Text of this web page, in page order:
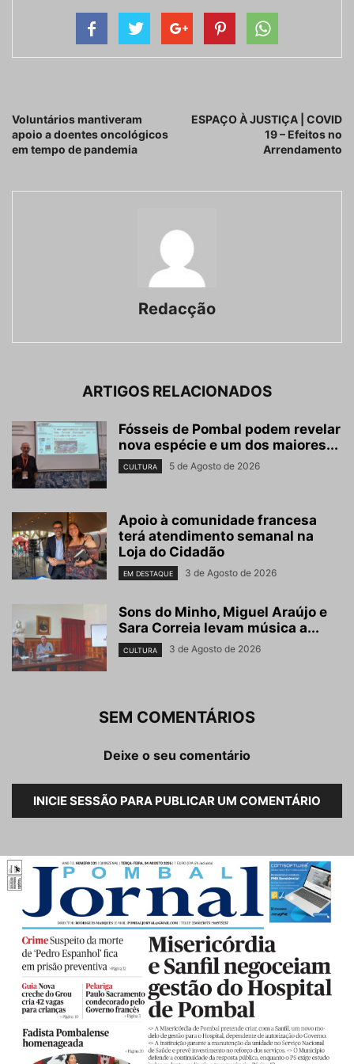
Voluntários mantiveram
apoio a doentes oncológicos
em tempo de pandemia
ESPAÇO À JUSTIÇA | COVID
19 – Efeitos no
Arrendamento
Redacção
ARTIGOS RELACIONADOS
Fósseis de Pombal podem revelar
nova espécie e um dos maiores...
CULTURA 5 de Agosto de 2026
Apoio à comunidade francesa
terá atendimento semanal na
Loja do Cidadão
EM DESTAQUE 3 de Agosto de 2026
Sons do Minho, Miguel Araújo e
Sara Correia levam música a...
CULTURA 3 de Agosto de 2026
SEM COMENTÁRIOS
Deixe o seu comentário
INICIE SESSÃO PARA PUBLICAR UM COMENTÁRIO